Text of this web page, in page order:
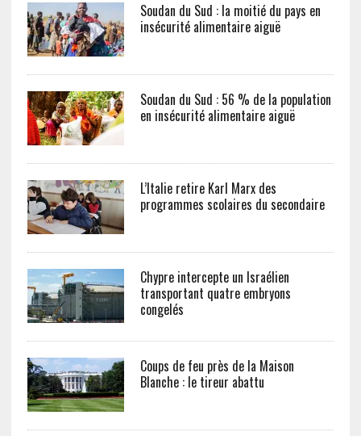
Soudan du Sud : la moitié du pays en
insécurité alimentaire aiguë
Soudan du Sud : 56 % de la population
en insécurité alimentaire aiguë
L’Italie retire Karl Marx des
programmes scolaires du secondaire
Chypre intercepte un Israélien
transportant quatre embryons
congelés
Coups de feu près de la Maison
Blanche : le tireur abattu